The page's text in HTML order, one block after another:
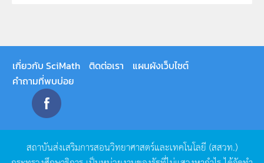
เกี่ยวกับ SciMath ติดต่อเรา
แผนผังเว็บไซต์
คำถามที่พบบ่อย
สถาบันส่งเสริมการสอนวิทยาศาสตร์และเทคโนโลยี (สสวท.)